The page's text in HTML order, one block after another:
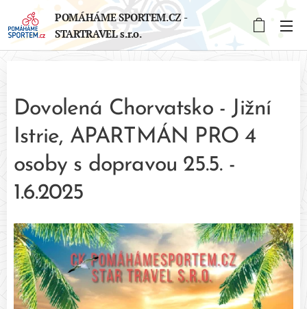
POMÁHÁME SPORTEM.CZ -
STARTRAVEL s.r.o.
Dovolená Chorvatsko - Jižní
Istrie, APARTMÁN PRO 4
osoby s dopravou 25.5. -
1.6.2025